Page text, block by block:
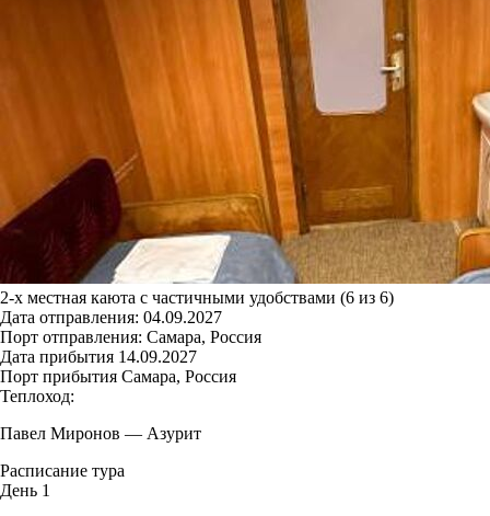
2-х местная каюта с частичными удобствами (6 из 6)
Дата отправления: 04.09.2027
Порт отправления: Самара, Россия
Дата прибытия 14.09.2027
Порт прибытия Самара, Россия
Теплоход:
Павел Миронов — Азурит
Расписание тура
День 1